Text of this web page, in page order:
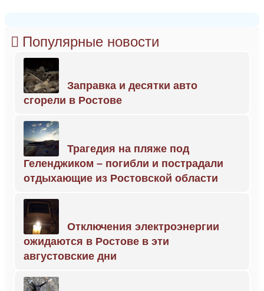
Популярные новости
Заправка и десятки авто
сгорели в Ростове
Трагедия на пляже под
Геленджиком – погибли и пострадали
отдыхающие из Ростовской области
Отключения электроэнергии
ожидаются в Ростове в эти
августовские дни